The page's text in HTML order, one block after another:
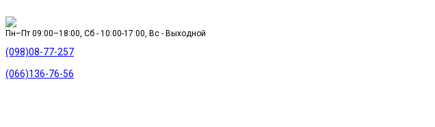
Пн–Пт 09:00–18:00, Сб - 10:00-17:00, Вс - Выходной
(098)08-77-257
(066)136-76-56